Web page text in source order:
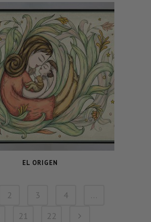
EL ORIGEN
2 3 4
…
21 22